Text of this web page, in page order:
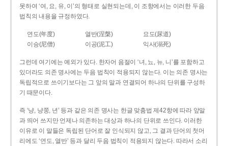
못하여 ‘여, 요, 유, 이’의 형태로 실현되는데, 이 조항에서는 이러한 두음
법칙의 내용을 규정하였다.
연도(年度) 열반(涅槃)
요도(尿道)
이승(尼僧)
이공(泥工) 익사(溺死)
그런데 여기에는 예외가 있다. 한자어 음절이 ‘녀, 뇨, 뉴, 니’를 포함하고
있더라도 의존 명사에는 두음 법칙이 적용되지 않는다. 이는 의존 명사는
독립적으로 쓰이기보다는 그 앞의 말과 연결되어 하나의 단위를 구성하
기 때문이다.
즉 ‘냥, 냥쭝, 년’ 등과 같은 의존 명사는 한글 맞춤법 제42항에 따라 앞말
과 띄어 쓰지만 언제나 의존하는 대상과 하나의 단위로 쓰인다. 이러한
이유로 이 말들은 독립된 단어로 잘 인식되지 않고, 그 결과 단어의 첫머
리에도 ‘연도, 열반’ 등과 달리 두음 법칙이 적용되지 않는다. 따라서 소리